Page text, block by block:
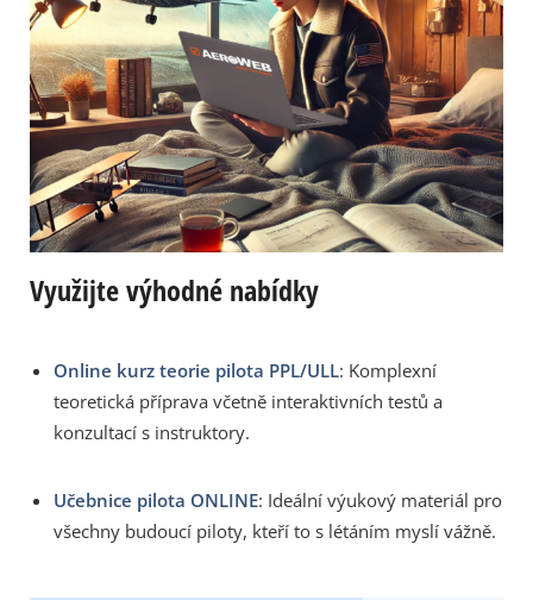
Využijte výhodné nabídky
Online kurz teorie pilota PPL/ULL: Komplexní
teoretická příprava včetně interaktivních testů a
konzultací s instruktory.
Učebnice pilota ONLINE: Ideální výukový materiál pro
všechny budoucí piloty, kteří to s létáním myslí vážně.